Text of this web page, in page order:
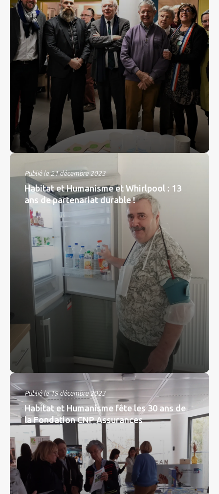
Publié le 21 décembre 2023
Habitat et Humanisme et Whirlpool : 13
ans de partenariat durable !
Publié le 19 décembre 2023
Habitat et Humanisme fête les 30 ans de
la Fondation CNP Assurances